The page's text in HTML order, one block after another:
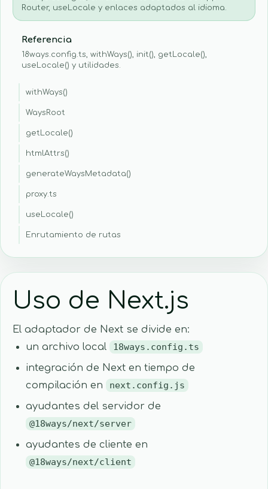
Router, useLocale y enlaces adaptados al idioma.
Referencia
18ways.config.ts, withWays(), init(), getLocale(),
useLocale() y utilidades.
withWays()
WaysRoot
getLocale()
htmlAttrs()
generateWaysMetadata()
proxy.ts
useLocale()
Enrutamiento de rutas
Uso de Next.js
El adaptador de Next se divide en:
un archivo local
18ways.config.ts
integración de Next en tiempo de
compilación en
next.config.js
ayudantes del servidor de
@18ways/next/server
ayudantes de cliente en
@18ways/next/client